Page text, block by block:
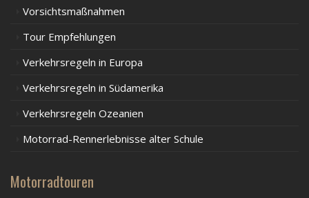
Vorsichtsmaßnahmen
Tour Empfehlungen
Verkehrsregeln in Europa
Verkehrsregeln in Südamerika
Verkehrsregeln Ozeanien
Motorrad-Rennerlebnisse alter Schule
Motorradtouren